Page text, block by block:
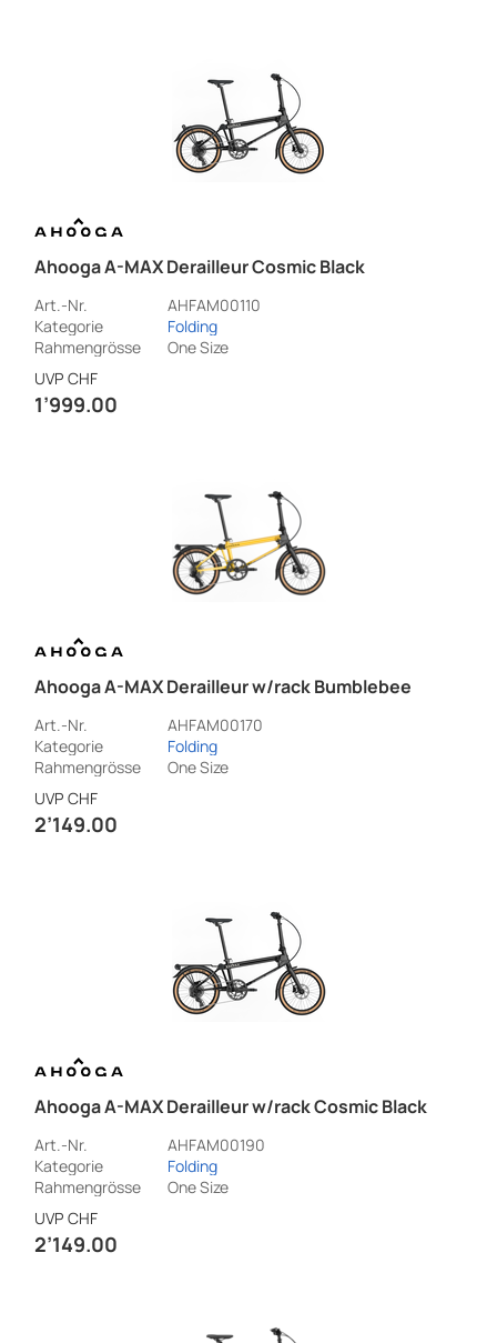
Ahooga A-MAX Derailleur Cosmic Black
Art.-Nr.
AHFAM00110
Kategorie
Folding
Rahmengrösse
One Size
UVP CHF
1’999.00
Ahooga A-MAX Derailleur w/rack Bumblebee
Art.-Nr.
AHFAM00170
Kategorie
Folding
Rahmengrösse
One Size
UVP CHF
2’149.00
Ahooga A-MAX Derailleur w/rack Cosmic Black
Art.-Nr.
AHFAM00190
Kategorie
Folding
Rahmengrösse
One Size
UVP CHF
2’149.00